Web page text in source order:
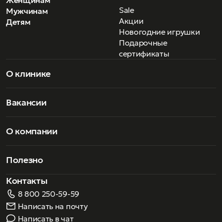
Мужчинам
Детям
Sale
Акции
Новогодние игрушки
Подарочные
сертификаты
О клинике
Вакансии
О компании
Полезно
Контакты
8 800 250-59-59
Написать на почту
Написать в чат